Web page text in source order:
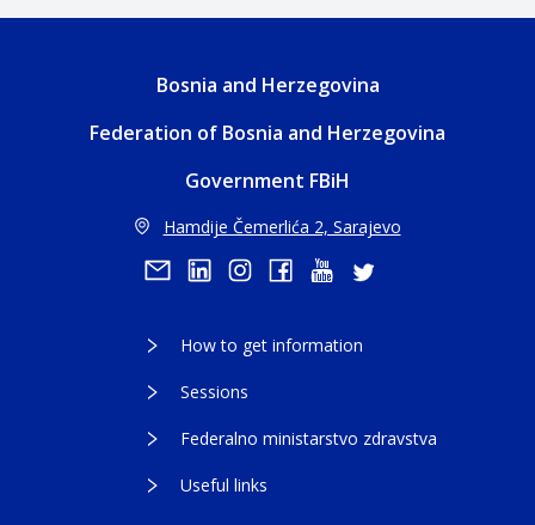
Bosnia and Herzegovina
Federation of Bosnia and Herzegovina
Government FBiH
Hamdije Čemerlića 2, Sarajevo
How to get information
Sessions
Federalno ministarstvo zdravstva
Useful links